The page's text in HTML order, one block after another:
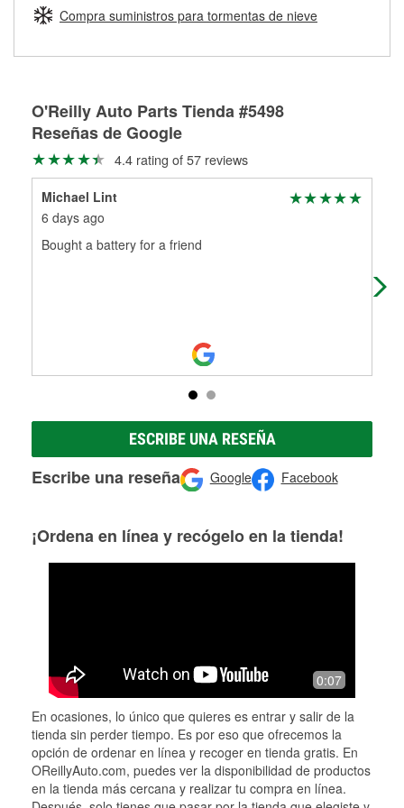
Más información sobre el Programa de Préstamo de
medirán tus tambores o discos para determinar si pueden
ser rectificados con seguridad. Si tus tambores o discos no
partes de reemplazo correctas para tu reparación.
Compra suministros para tormentas de nieve
O'Reilly Auto Parts Tienda #5498
Reseñas de Google
4.4 rating of 57 reviews
Michael Lint
6 days ago
Bought a battery for a friend
ESCRIBE UNA RESEÑA
Escribe una reseña Google Facebook
¡Ordena en línea y recógelo en la tienda!
0:07
En ocasiones, lo único que quieres es entrar y salir de la
tienda sin perder tiempo. Es por eso que ofrecemos la
opción de ordenar en línea y recoger en tienda gratis. En
OReillyAuto.com, puedes ver la disponibilidad de productos
en la tienda más cercana y realizar tu compra en línea.